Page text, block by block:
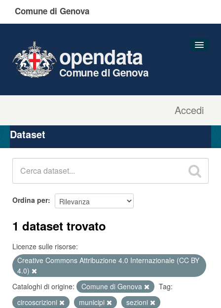
Comune di Genova
Accedi
opendata
Comune di Genova
Organizzazioni
Gruppi
Dataset
Ordina per
1 dataset trovato
Licenze sulle risorse:
Creative Commons Attribuzione 4.0 Internazionale (CC BY
4.0)
Cataloghi di origine:
Comune di Genova
Tag:
circoscrizioni
municipi
sezioni